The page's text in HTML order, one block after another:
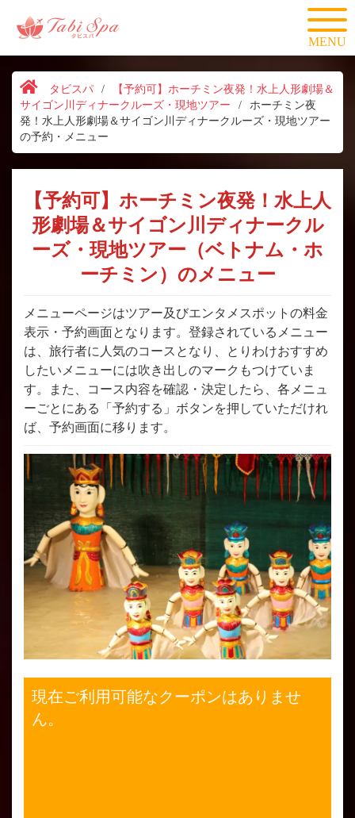
MENU
タビスパ /
【予約可】ホーチミン夜発！水上人形劇場＆
サイゴン川ディナークルーズ・現地ツアー
/
ホーチミン夜
発！水上人形劇場＆サイゴン川ディナークルーズ・現地ツアー
の予約・メニュー
【予約可】ホーチミン夜発！水上人
形劇場＆サイゴン川ディナークル
ーズ・現地ツアー（ベトナム・ホ
ーチミン）のメニュー
メニューページはツアー及びエンタメスポットの料金
表示・予約画面となります。登録されているメニュー
は、旅行者に人気のコースとなり、とりわけおすすめ
したいメニューには吹き出しのマークもつけていま
す。また、コース内容を確認・決定したら、各メニュ
ーごとにある「予約する」ボタンを押していただけれ
ば、予約画面に移ります。
現在ご利用可能なクーポンはありませ
ん。